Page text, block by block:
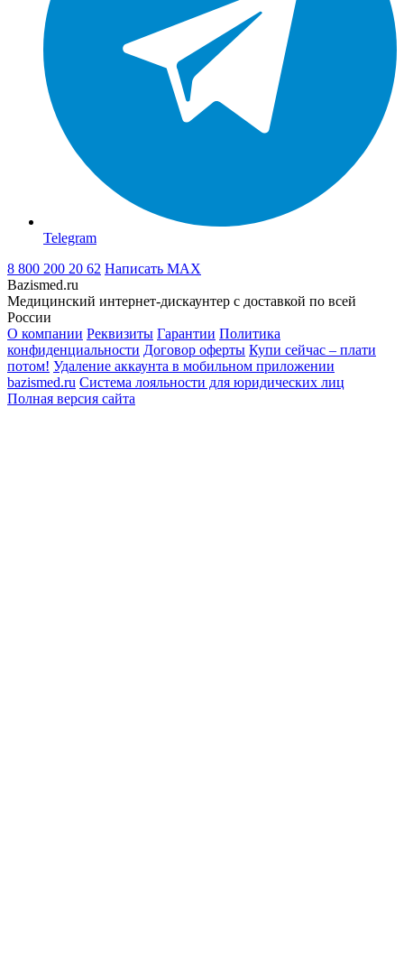
Telegram
8 800 200 20 62 Написать MAX
Bazismed.ru
Медицинский интернет-дискаунтер с доставкой по всей
России
О компании Реквизиты Гарантии Политика
конфиденциальности Договор оферты Купи сейчас – плати
потом! Удаление аккаунта в мобильном приложении
bazismed.ru Система лояльности для юридических лиц
Полная версия сайта